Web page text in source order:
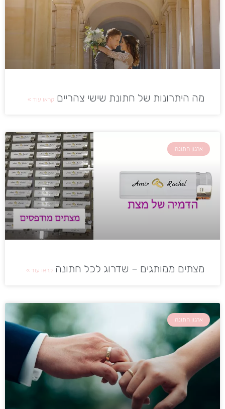
מה היתרונות של חתונת שישי צהריים קראו עוד »
ארגון חתונה
מצתים ממותגים – שדרוג לכל חתונה קראו עוד »
ארגון חתונה